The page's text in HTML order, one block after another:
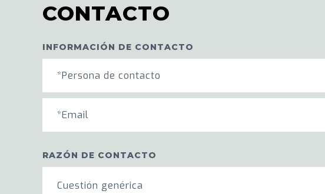
CONTACTO
INFORMACIÓN DE CONTACTO
RAZÓN DE CONTACTO
Cuestión genérica